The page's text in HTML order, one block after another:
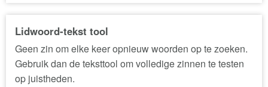
Lidwoord-tekst tool
Geen zin om elke keer opnieuw woorden op te zoeken.
Gebruik dan de teksttool om volledige zinnen te testen
op juistheden.